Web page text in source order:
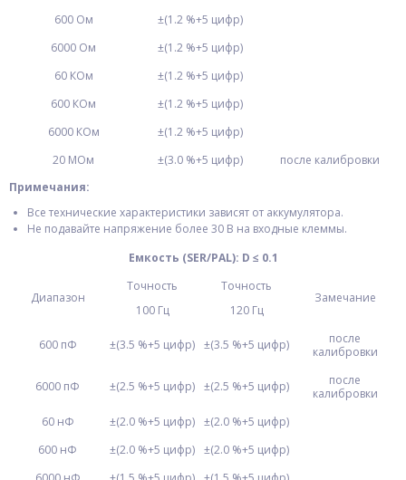
600 Ом
±(1.2 %+5 цифр)
6000 Ом
±(1.2 %+5 цифр)
60 КОм
±(1.2 %+5 цифр)
600 КОм
±(1.2 %+5 цифр)
6000 КОм
±(1.2 %+5 цифр)
20 MОм
±(3.0 %+5 цифр)
после калибровки
Примечания:
Все технические характеристики зависят от аккумулятора.
Не подавайте напряжение более 30 В на входные клеммы.
Емкость (SER/PAL): D ≤ 0.1
Диапазон
Точность
100 Гц
Точность
120 Гц
Замечание
600 пФ ±(3.5 %+5 цифр) ±(3.5 %+5 цифр)
после
калибровки
6000 пФ ±(2.5 %+5 цифр) ±(2.5 %+5 цифр)
после
калибровки
60 нФ
±(2.0 %+5 цифр) ±(2.0 %+5 цифр)
600 нФ
±(2.0 %+5 цифр) ±(2.0 %+5 цифр)